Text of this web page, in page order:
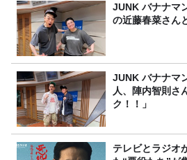
JUNK バナナマン「約３か月ぶりに登場
の近藤春菜さん
JUNK バナナマン「三大“小MC”の一
人、陣内智則さ
ク！！」
テレビとラジオ